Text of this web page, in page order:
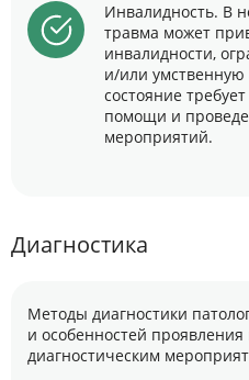
Инвалидность. В
травма может
инвалидности,
и/или умственную
состояние
помощи и
мероприятий.
Диагностика
Методы диагностики
и особенностей
диагностическим